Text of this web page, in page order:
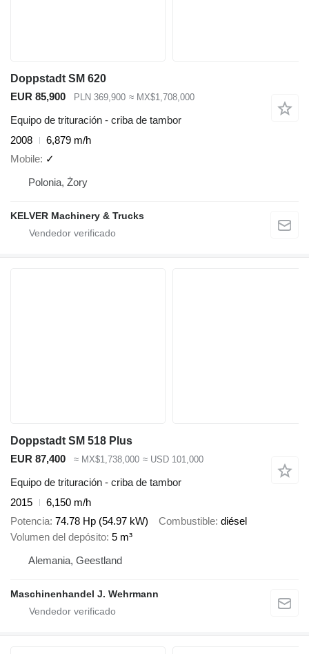
Doppstadt SM 620
EUR 85,900
PLN 369,900 ≈ MX$1,708,000
Equipo de trituración - criba de tambor
2008
6,879 m/h
Mobile ✓
Polonia, Żory
KELVER Machinery & Trucks
Doppstadt SM 518 Plus
EUR 87,400
≈ MX$1,738,000 ≈ USD 101,000
Equipo de trituración - criba de tambor
2015
6,150 m/h
Potencia 74.78 Hp (54.97 kW) Combustible diésel
Volumen del depósito 5 m³
Alemania, Geestland
Maschinenhandel J. Wehrmann